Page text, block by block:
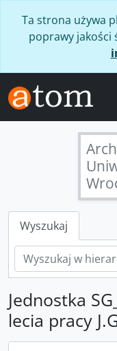
Ta strona używa
poprawy jakości
Wyszukaj
Jednostka
lecia pracy